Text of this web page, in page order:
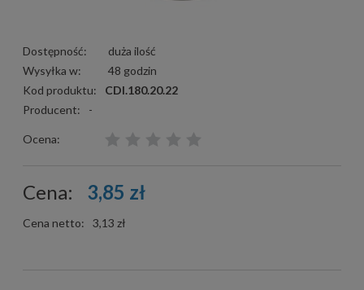
Dostępność:
duża ilość
Wysyłka w:
48 godzin
Kod produktu:
CDI.180.20.22
Producent:
-
Ocena:
Cena: 3,85 zł
Cena netto: 3,13 zł